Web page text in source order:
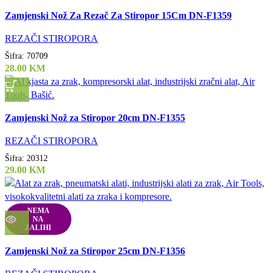
Quick view
Dodaj u listu želja
Zamjenski Nož Za Rezač Za Stiropor 15Cm DN-F1359
REZAČI STIROPORA
Šifra: 70709
28.00 KM
Quick view
Dodaj u listu želja
Zamjenski Nož za Stiropor 20cm DN-F1355
REZAČI STIROPORA
Šifra: 20312
29.00 KM
NEMA
NA
ZALIHI
Quick view
Dodaj u listu želja
Zamjenski Nož za Stiropor 25cm DN-F1356